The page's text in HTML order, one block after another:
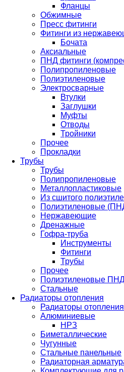
Фланцы
Обжимные
Пресс фитинги
Фитинги из
Бочата
Аксиальные
ПНД фитинги
Полипропиленовые
Полиэтиленовые
Электросварные
Втулки
Заглушки
Муфты
Отводы
Тройники
Прочее
Прокладки
Трубы
Трубы
Полипропиленовые
Металлопластиковые
Из сшитого
Полиэтиленовые
Нержавеющие
Дренажные
Гофра-труба
Инструменты
Фитинги
Трубы
Прочее
Полиэтиленовые
Стальные
Радиаторы отопления
Радиаторы отопления
Алюминиевые
НРЗ
Биметаллические
Чугунные
Стальные панельные
Радиаторная